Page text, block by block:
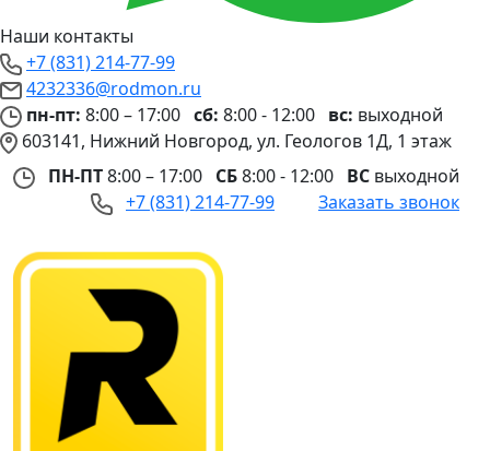
Наши контакты
+7 (831) 214-77-99
4232336@rodmon.ru
пн-пт: 8:00 – 17:00 сб: 8:00 - 12:00 вс: выходной
603141, Нижний Новгород, ул. Геологов 1Д, 1 этаж
ПН-ПТ8:00 – 17:00 СБ8:00 - 12:00 ВС выходной
+7 (831) 214-77-99
Заказать звонок